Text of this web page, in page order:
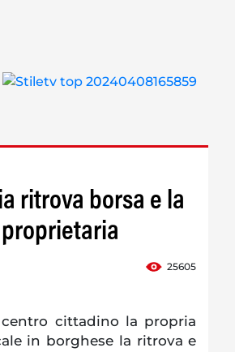
ritrova borsa e la
25605
cittadino la propria
in borghese la ritrova e